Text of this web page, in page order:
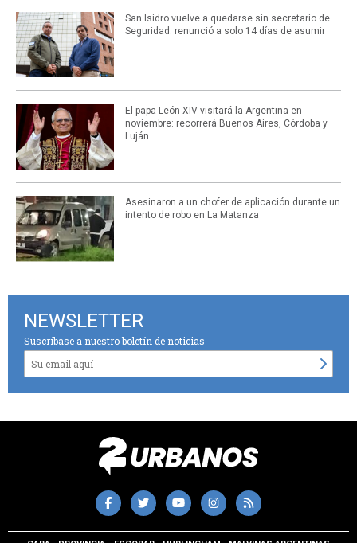
San Isidro vuelve a quedarse sin secretario de
Seguridad: renunció a solo 14 días de asumir
El papa León XIV visitará la Argentina en
noviembre: recorrerá Buenos Aires, Córdoba y
Luján
Asesinaron a un chofer de aplicación durante un
intento de robo en La Matanza
NEWSLETTER
Suscríbase a nuestro boletín de noticias